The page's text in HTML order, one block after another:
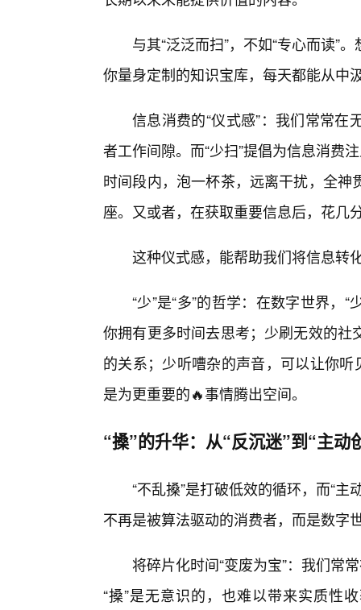
与其“泛泛而扫”，不如“专心而读”
你量身定制的知识宝库，每天都能从中
信息消费的“仪式感”：我们常常
者工作间隙。而“少扫”提倡为信息消费
时间段内，泡一杯茶，远离干扰，全
座。又或者，在获取重要信息后，花几
这种仪式感，能帮助我们将信息转
“少”是“多”的哲学：在数字世界，
你拥有更多时间去思考；少刷无效的
的关系；少听嘈杂的声音，可以让你
是为更重要的🔥事情腾出空间。
“搡”的升华：从“反沉迷”到“主动
“不乱搡”是打破低效的循环，而“
不再是被算法驱动的消费者，而是数字
将碎片化时间“变废为宝”：我们常
“搡”是无意识的，也难以带来实质性